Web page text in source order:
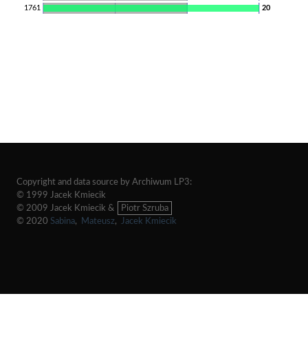
20
1761
Copyright and data source by Archiwum LP3:
© 1999 Jacek Kmiecik
© 2009 Jacek Kmiecik &
Piotr Szruba
© 2020 Sabina, Mateusz, Jacek Kmiecik